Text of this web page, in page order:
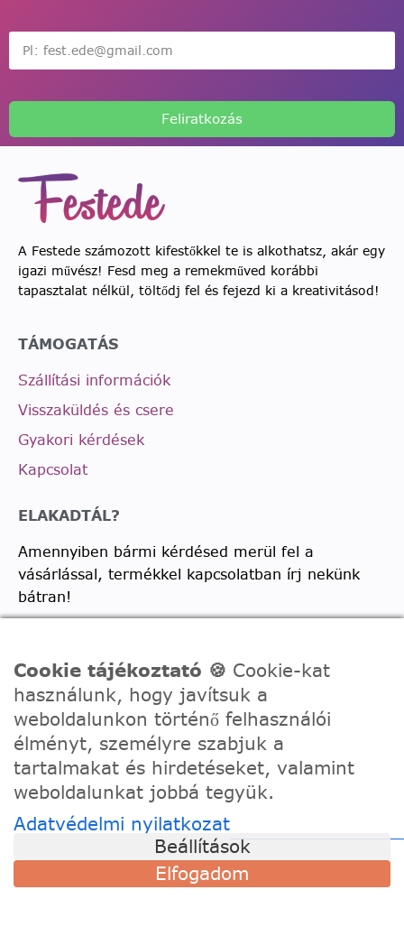
Feliratkozás
A Festede számozott kifestőkkel te is alkothatsz, akár egy
igazi művész! Fesd meg a remekműved korábbi
tapasztalat nélkül, töltődj fel és fejezd ki a kreativitásod!
TÁMOGATÁS
Szállítási információk
Visszaküldés és csere
Gyakori kérdések
Kapcsolat
ELAKADTÁL?
Amennyiben bármi kérdésed merül fel a
vásárlással, termékkel kapcsolatban írj nekünk
bátran!
Ügyfélszolgálati e-mail: hello@festede.hu
Egyedi képes számfestőkkel kapcsolatban:
egyedi@festede.hu
Facebook Messenger
Csatlakozz 19.000 fősFacebook csoportunkhoz!
Cookie tájékoztató 🍪 Cookie-kat
használunk, hogy javítsuk a
weboldalunkon történő felhasználói
élményt, személyre szabjuk a
tartalmakat és hirdetéseket, valamint
weboldalunkat jobbá tegyük.
Adatvédelmi nyilatkozat
Beállítások
Elfogadom